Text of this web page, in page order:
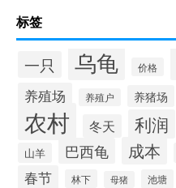
标签
一只 乌龟 价格
养殖场 养殖户 养猪场
农村 冬天 利润
山羊 巴西龟 成本
春节
林下 母猪 池塘